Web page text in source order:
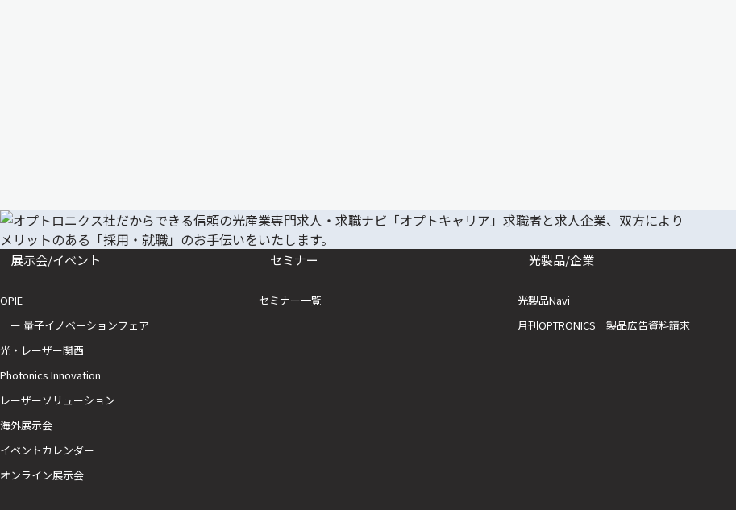
展示会/イベント
OPIE
ー 量子イノベーションフェア
光・レーザー関西
Photonics Innovation
レーザーソリューション
海外展示会
イベントカレンダー
オンライン展示会
セミナー
セミナー一覧
光製品/企業
光製品Navi
月刊OPTRONICS 製品広告資料請求